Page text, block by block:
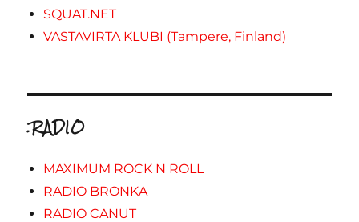
SQUAT.NET
VASTAVIRTA KLUBI (Tampere, Finland)
.RADIO
MAXIMUM ROCK N ROLL
RADIO BRONKA
RADIO CANUT